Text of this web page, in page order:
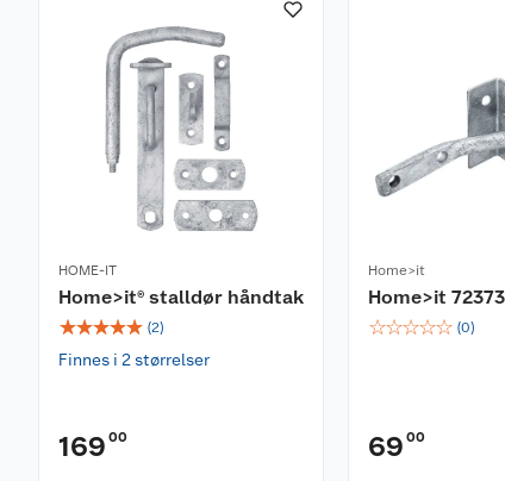
HOME-IT
Home>it® stalldør håndtak
☆☆☆☆☆ (2)
Finnes i 2 størrelser
169 00
Home>it
Home>it
☆☆☆☆☆ (0)
69 00